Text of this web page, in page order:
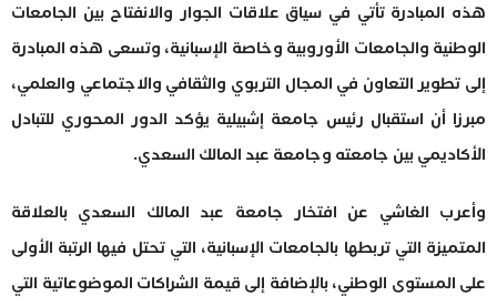
هذه المبادرة تأتي في سياق علاقات الجوار والانفتاح بين الجامعات
الوطنية والجامعات الأوروبية وخاصة الإسبانية، وتسعى هذه المبادرة
إلى تطوير التعاون في المجال التربوي والثقافي والاجتماعي والعلمي،
مبرزا أن استقبال رئيس جامعة إشبيلية يؤكد الدور المحوري للتبادل
الأكاديمي بين جامعته وجامعة عبد المالك السعدي.
وأعرب الغاشي عن افتخار جامعة عبد المالك السعدي بالعلاقة
المتميزة التي تربطها بالجامعات الإسبانية، التي تحتل فيها الرتبة الأولى
على المستوى الوطني، بالإضافة إلى قيمة الشراكات الموضوعاتية التي